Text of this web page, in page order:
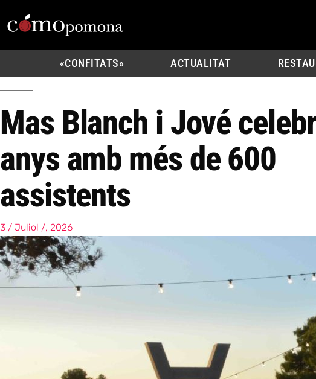
«CONFITATS» ACTUALITAT
Mas Blanch i Jové
anys amb més de 600
assistents
3 / Juliol /, 2026